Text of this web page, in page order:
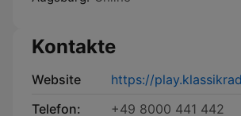
Kontakte
Website
https://
Telefon:
+49 8000 441 442